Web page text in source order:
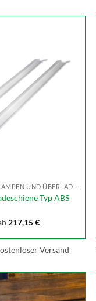
Typ ABS
217,15€
Versand